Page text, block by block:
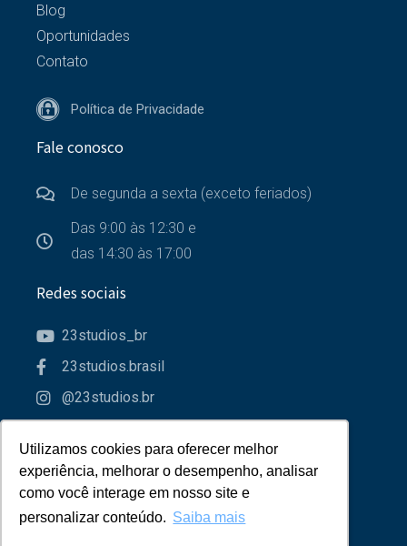
Utilizamos cookies para oferecer melhor
experiência, melhorar o desempenho, analisar
como você interage em nosso site e
personalizar conteúdo. Saiba mais
Utilizamos cookies para oferecer melhor
experiência, melhorar o desempenho, analisar
como você interage em nosso site e
personalizar conteúdo. Saiba mais
Blog
Oportunidades
Contato
Política de Privacidade
Fale conosco
De segunda a sexta (exceto feriados)
Das 9:00 às 12:30 e
das 14:30 às 17:00
Redes sociais
23studios_br
23studios.brasil
@23studios.br
Parceiros